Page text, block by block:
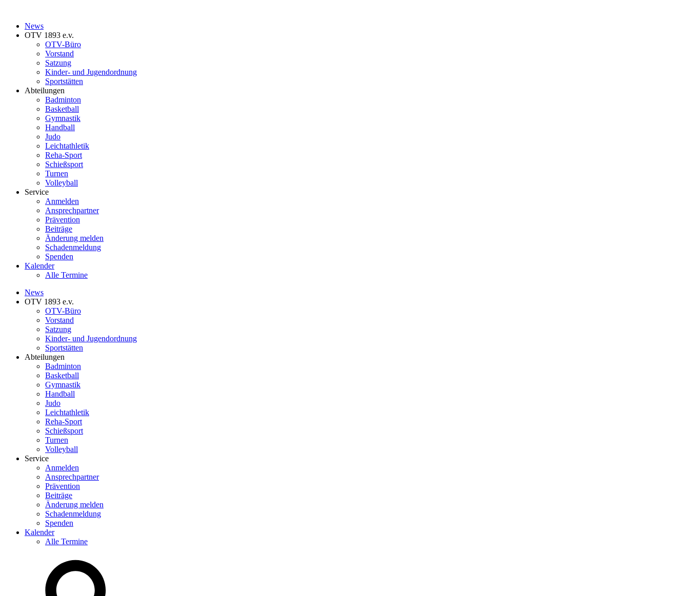
News
OTV 1893 e.v.
OTV-Büro
Vorstand
Satzung
Kinder- und Jugendordnung
Sportstätten
Abteilungen
Badminton
Basketball
Gymnastik
Handball
Judo
Leichtathletik
Reha-Sport
Schießsport
Turnen
Volleyball
Service
Anmelden
Ansprechpartner
Prävention
Beiträge
Änderung melden
Schadenmeldung
Spenden
Kalender
Alle Termine
News
OTV 1893 e.v.
OTV-Büro
Vorstand
Satzung
Kinder- und Jugendordnung
Sportstätten
Abteilungen
Badminton
Basketball
Gymnastik
Handball
Judo
Leichtathletik
Reha-Sport
Schießsport
Turnen
Volleyball
Service
Anmelden
Ansprechpartner
Prävention
Beiträge
Änderung melden
Schadenmeldung
Spenden
Kalender
Alle Termine